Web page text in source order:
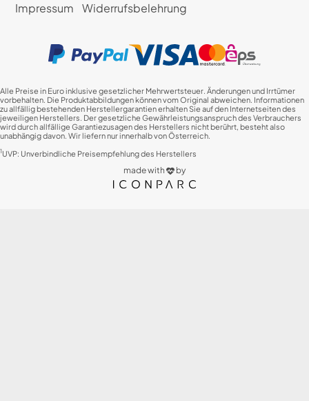
Impressum
Widerrufsbelehrung
Alle Preise in Euro inklusive gesetzlicher Mehrwertsteuer. Änderungen und Irrtümer
vorbehalten. Die Produktabbildungen können vom Original abweichen. Informationen
zu allfällig bestehenden Herstellergarantien erhalten Sie auf den Internetseiten des
jeweiligen Herstellers. Der gesetzliche Gewährleistungsanspruch des Verbrauchers
wird durch allfällige Garantiezusagen des Herstellers nicht berührt, besteht also
unabhängig davon. Wir liefern nur innerhalb von Österreich.
1UVP: Unverbindliche Preisempfehlung des Herstellers
made with by